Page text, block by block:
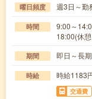
曜日頻度 週3日～
時間
9:00～
18:00(休
期間 即日～長
時給 時給1183
交通費